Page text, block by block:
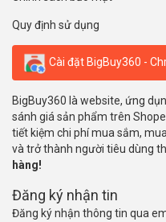
Quy định sử dụng
Cài đặt BigBuy360 -
BigBuy360 là website, ứng
sánh giá sản phẩm trên
tiết kiệm chi phí mua sắm,
và trở thành người tiêu dùng
hàng!
Đăng ký nhận tin
Đăng ký nhận thông tin qua